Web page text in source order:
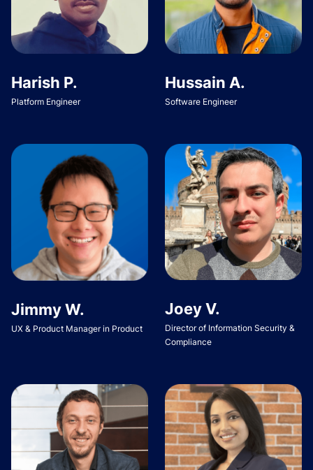
Harish P.
Platform Engineer
Hussain A.
Software Engineer
Jimmy W.
UX & Product Manager in Product
Joey V.
Director of Information Security &
Compliance